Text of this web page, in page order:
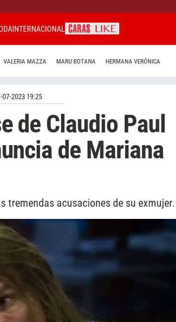
INTERNACIONAL
VALERIA MAZZA MARU BOTANA HERMANA VERÓNICA
07-2023 19:25
de Claudio Paul
de Mariana
tremendas acusaciones de su exmujer.